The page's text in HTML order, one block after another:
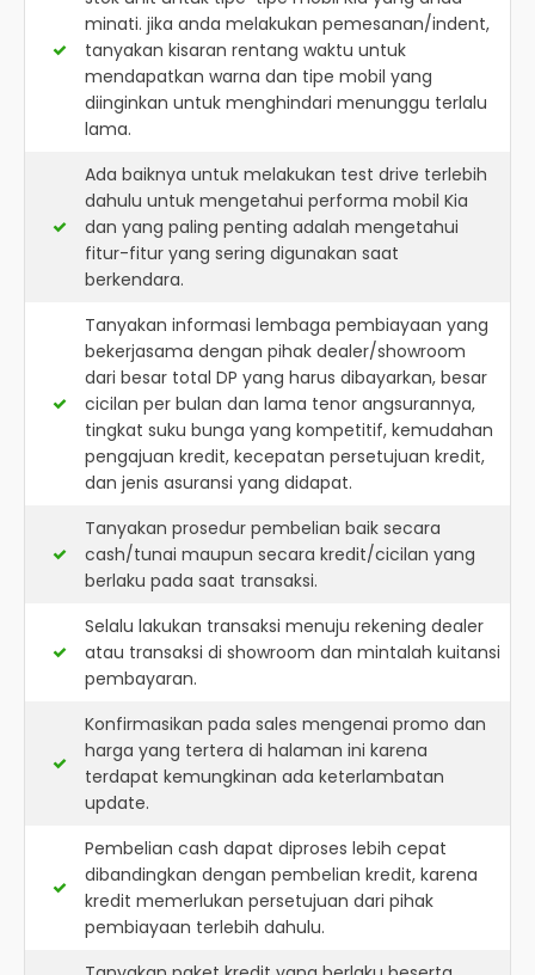
minati. jika anda melakukan pemesanan/indent,
tanyakan kisaran rentang waktu untuk
mendapatkan warna dan tipe mobil yang
diinginkan untuk menghindari menunggu terlalu
lama.
Ada baiknya untuk melakukan test drive terlebih
dahulu untuk mengetahui performa mobil Kia
dan yang paling penting adalah mengetahui
fitur-fitur yang sering digunakan saat
berkendara.
Tanyakan informasi lembaga pembiayaan yang
bekerjasama dengan pihak dealer/showroom
dari besar total DP yang harus dibayarkan, besar
cicilan per bulan dan lama tenor angsurannya,
tingkat suku bunga yang kompetitif, kemudahan
pengajuan kredit, kecepatan persetujuan kredit,
dan jenis asuransi yang didapat.
Tanyakan prosedur pembelian baik secara
cash/tunai maupun secara kredit/cicilan yang
berlaku pada saat transaksi.
Selalu lakukan transaksi menuju rekening dealer
atau transaksi di showroom dan mintalah kuitansi
pembayaran.
Konfirmasikan pada sales mengenai promo dan
harga yang tertera di halaman ini karena
terdapat kemungkinan ada keterlambatan
update.
Pembelian cash dapat diproses lebih cepat
dibandingkan dengan pembelian kredit, karena
kredit memerlukan persetujuan dari pihak
pembiayaan terlebih dahulu.